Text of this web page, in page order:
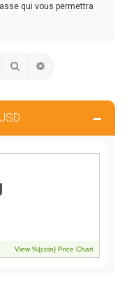
qui vous permettra
Rechercher